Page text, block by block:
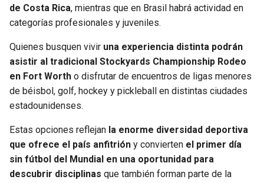
de Costa Rica, mientras que en Brasil habrá actividad en
categorías profesionales y juveniles.
Quienes busquen vivir una experiencia distinta podrán
asistir al tradicional Stockyards Championship Rodeo
en Fort Worth o disfrutar de encuentros de ligas menores
de béisbol, golf, hockey y pickleball en distintas ciudades
estadounidenses.
Estas opciones reflejan la enorme diversidad deportiva
que ofrece el país anfitrión y convierten el primer día
sin fútbol del Mundial en una oportunidad para
descubrir disciplinas que también forman parte de la